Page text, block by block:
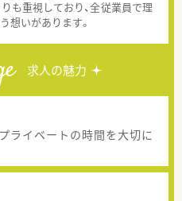
も重視しており、全従業員で理
想いがあります。
求人の魅力
ライベートの時間を大切に